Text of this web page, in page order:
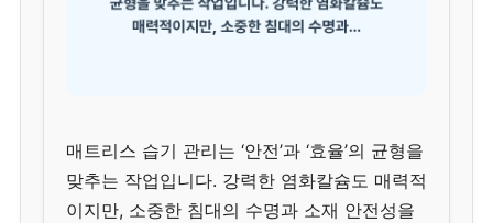
매트리스 습기 관리는 ‘안전’과 ‘효율’의 균형을
맞추는 작업입니다. 강력한 염화칼슘도 매력적
이지만, 소중한 침대의 수명과 소재 안전성을